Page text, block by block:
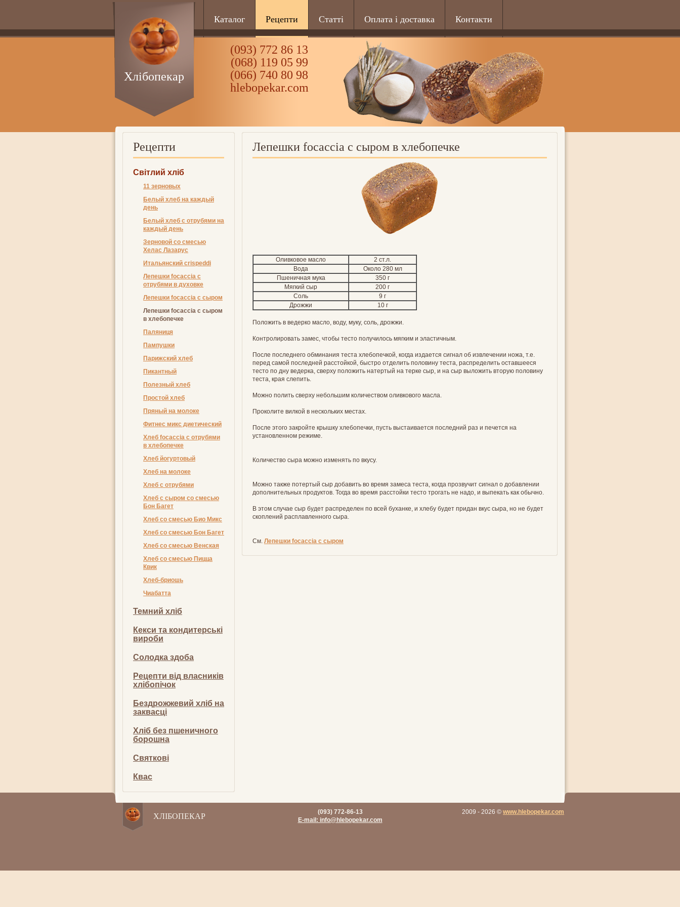
Каталог Рецепти Статті Оплата і доставка Контакти
(093) 772 86 13
(068) 119 05 99
(066) 740 80 98
hlebopekar.com
Хлібопекар
Рецепти
Світлий хліб
11 зерновых
Белый хлеб на каждый
день
Белый хлеб с отрубями на
каждый день
Зерновой со смесью
Хелас Лазарус
Итальянский crispeddi
Лепешки focaccia с
отрубями в духовке
Лепешки focaccia с сыром
Лепешки focaccia с сыром
в хлебопечке
Пaляниця
Пампушки
Парижский хлеб
Пикантный
Полезный хлеб
Простой хлеб
Пряный на молоке
Фитнес микс диетический
Хлеб focaccia с отрубями
в хлебопечке
Хлеб йогуртовый
Хлеб на молоке
Хлеб с отрубями
Хлеб с сыром со смесью
Бон Багет
Хлеб со смесью Био Микс
Хлеб со смесью Бон Багет
Хлеб со смесью Венская
Хлеб со смесью Пицца
Квик
Хлеб-бриошь
Чиабатта
Темний хліб
Кекси та кондитерські
вироби
Солодка здоба
Рецепти від власників
хлібопічок
Бездрожжевий хліб на
заквасці
Хліб без пшеничного
борошна
Святкові
Квас
Лепешки focaccia с сыром в хлебопечке
Оливковое масло
2 ст.л.
Вода
Около 280 мл
Пшеничная мука
350 г
Мягкий сыр
200 г
Соль
9 г
Дрожжи
10 г
Положить в ведерко масло, воду, муку, соль, дрожжи.
Контролировать замес, чтобы тесто получилось мягким и эластичным.
После последнего обминания теста хлебопечкой, когда издается сигнал об извлечении ножа, т.е.
перед самой последней расстойкой, быстро отделить половину теста, распределить оставшееся
тесто по дну ведерка, сверху положить натертый на терке сыр, и на сыр выложить вторую половину
теста, края слепить.
Можно полить сверху небольшим количеством оливкового масла.
Проколите вилкой в нескольких местах.
После этого закройте крышку хлебопечки, пусть выстаивается последний раз и печется на
установленном режиме.
Количество сыра можно изменять по вкусу.
Можно также потертый сыр добавить во время замеса теста, когда прозвучит сигнал о добавлении
дополнительных продуктов. Тогда во время расстойки тесто трогать не надо, и выпекать как обычно.
В этом случае сыр будет распределен по всей буханке, и хлебу будет придан вкус сыра, но не будет
скоплений расплавленного сыра.
См. Лепешки focaccia с сыром
ХЛІБОПЕКАР 2009 - 2026 © www.hlebopekar.com
(093) 772-86-13
E-mail: info@hlebopekar.com